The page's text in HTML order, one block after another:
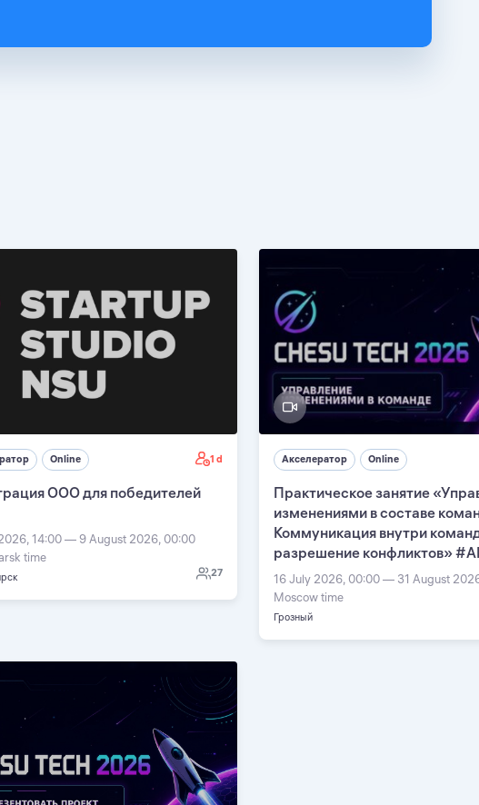
Online 1 d
ООО для победителей
14:00 — 9 August 2026, 00:00
time
27
Акселератор Online
Практическое занятие
изменениями в составе
Коммуникация внутри
разрешение конфликтов»
16 July 2026, 00:00 — 31 August
Moscow time
Грозный